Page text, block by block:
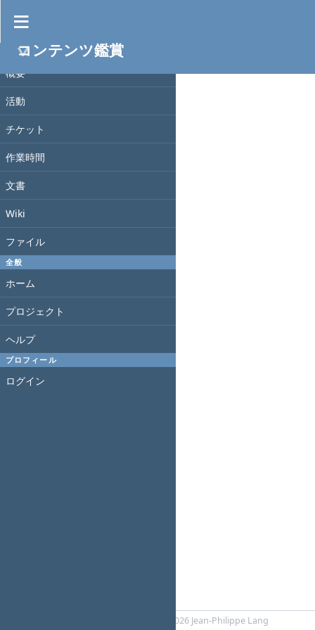
プロジェクト
概要
活動
チケット
作業時間
文書
Wiki
ファイル
全般
ホーム
プロジェクト
ヘルプ
プロフィール
ログイン
コンテンツ鑑賞
ファイル
ファイル 日付
© 2006-2026 Jean-Philippe Lang